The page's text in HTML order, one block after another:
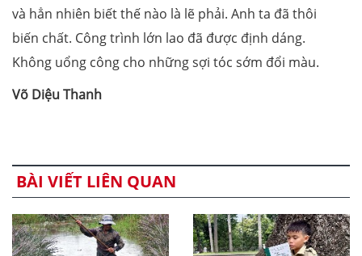
và hẳn nhiên biết thế nào là lẽ phải. Anh ta đã thôi
biến chất. Công trình lớn lao đã được định dáng.
Không uổng công cho những sợi tóc sớm đổi màu.
Võ Diệu Thanh
BÀI VIẾT LIÊN QUAN